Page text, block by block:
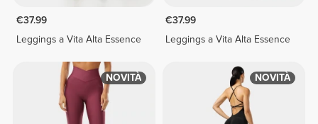
€37.99
Leggings a Vita Alta Essence
€37.99
Leggings a Vita Alta Essence
NOVITÀ NOVITÀ